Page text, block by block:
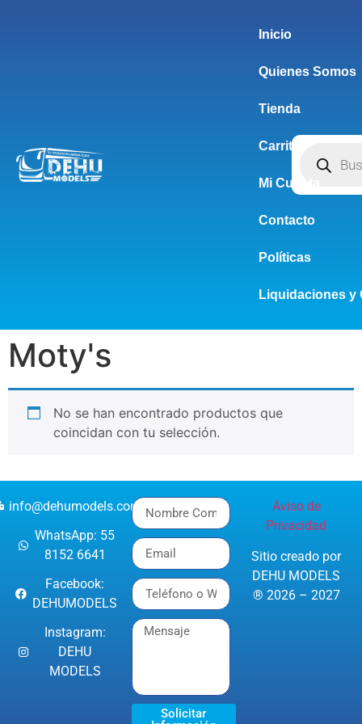
Inicio
Quienes Somos
Tienda
Carrito
Mi Cuenta
Contacto
Políticas
Liquidaciones y
Moty's
No se han encontrado productos que
coincidan con tu selección.
info@dehumodels.com
WhatsApp: 55
8152 6641
Facebook:
DEHUMODELS
Instagram:
DEHU
MODELS
Solicitar
Aviso de
Privacidad
Sitio creado por
DEHU MODELS
® 2026 – 2027